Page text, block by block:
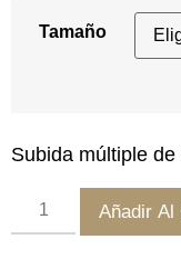
Tamaño
Subida múltiple
Fotografía
burbujas
cantidad
Añadir Al